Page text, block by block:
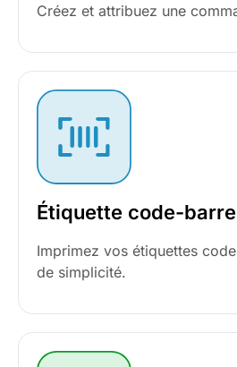
Créez et attribuez une
Étiquette code-barre
Imprimez vos étiquettes
de simplicité.